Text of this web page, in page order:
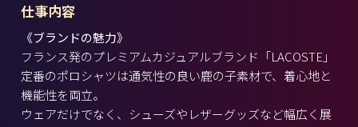
仕事内容
《ブランドの魅力》
フランス発のプレミアムカジュアルブランド「LACOSTE」
定番のポロシャツは通気性の良い鹿の子素材で、着心地と
機能性を両立。
ウェアだけでなく、シューズやレザーグッズなど幅広く展